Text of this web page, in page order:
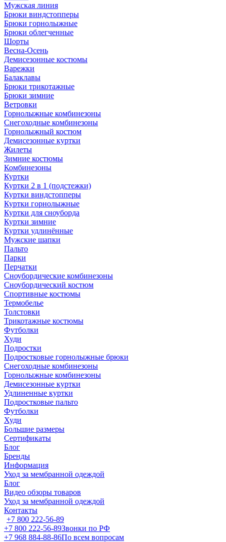
Мужская линия
Брюки виндстопперы
Брюки горнолыжные
Брюки облегченные
Шорты
Весна-Осень
Демисезонные костюмы
Варежки
Балаклавы
Брюки трикотажные
Брюки зимние
Ветровки
Горнолыжные комбинезоны
Снегоходные комбинезоны
Горнолыжный костюм
Демисезонные куртки
Жилеты
Зимние костюмы
Комбинезоны
Куртки
Куртки 2 в 1 (подстежки)
Куртки виндстопперы
Куртки горнолыжные
Куртки для сноуборда
Куртки зимние
Куртки удлинённые
Мужские шапки
Пальто
Парки
Перчатки
Сноубордические комбинезоны
Сноубордический костюм
Спортивные костюмы
Термобелье
Толстовки
Трикотажные костюмы
Футболки
Худи
Подростки
Подростковые горнолыжные брюки
Снегоходные комбинезоны
Горнолыжные комбинезоны
Демисезонные куртки
Удлиненные куртки
Подростковые пальто
Футболки
Худи
Большие размеры
Сертификаты
Блог
Бренды
Информация
Уход за мембранной одеждой
Блог
Видео обзоры товаров
Уход за мембранной одеждой
Контакты
+7 800 222-56-89
+7 800 222-56-89Звонки по РФ
+7 968 884-88-86По всем вопросам